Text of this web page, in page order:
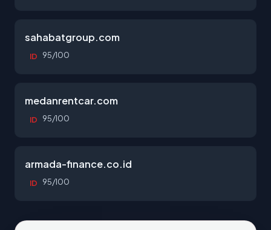
sahabatgroup.com
ID 95/100
medanrentcar.com
ID 95/100
armada-finance.co.id
ID 95/100